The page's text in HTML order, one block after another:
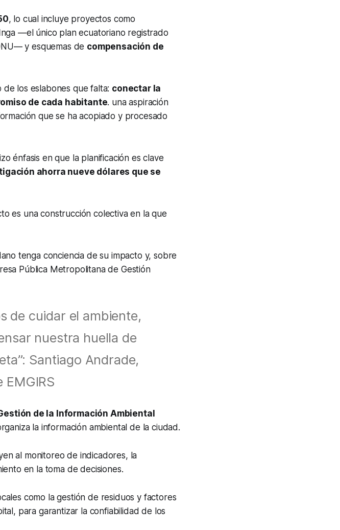
, lo cual incluye proyectos como
—el único plan ecuatoriano registrado
y esquemas de compensación de
los eslabones que falta: conectar la
de cada habitante. una aspiración
que se ha acopiado y procesado
énfasis en que la planificación es clave
ahorra nueve dólares que se
es una construcción colectiva en la que
tenga conciencia de su impacto y, sobre
Pública Metropolitana de Gestión
de cuidar el ambiente,
nuestra huella de
Santiago Andrade,
EMGIRS
de la Información Ambiental
la información ambiental de la ciudad.
al monitoreo de indicadores, la
en la toma de decisiones.
como la gestión de residuos y factores
para garantizar la confiabilidad de los